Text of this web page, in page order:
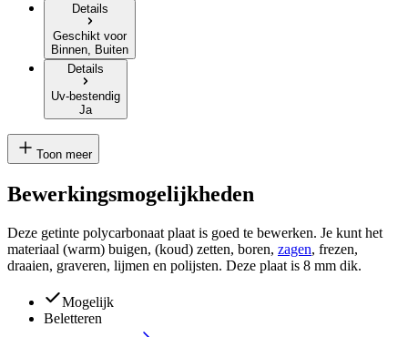
Details
Geschikt voor
Binnen, Buiten
Details
Uv-bestendig
Ja
Toon meer
Bewerkingsmogelijkheden
Deze getinte polycarbonaat plaat is goed te bewerken. Je kunt het
materiaal (warm) buigen, (koud) zetten, boren, zagen, frezen,
draaien, graveren, lijmen en polijsten. Deze plaat is 8 mm dik.
Mogelijk
Beletteren